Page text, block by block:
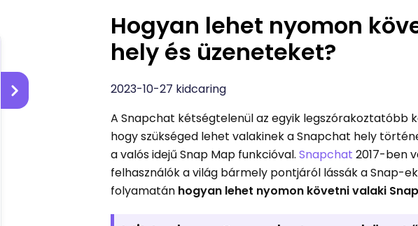
Hogyan lehet nyomon
hely és üzeneteket?
2023-10-27 kidcaring
A Snapchat kétségtelenül az egyik legszórakoztatóbb
hogy szükséged lehet valakinek a Snapchat hely
a valós idejű Snap Map funkcióval.Snapchat 2017-ben
felhasználók a világ bármely pontjáról lássák a Snap-
folyamatán hogyan lehet nyomon követni valaki